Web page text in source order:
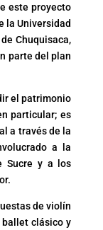
este proyecto
la Universidad
Chuquisaca,
parte del plan
el patrimonio
particular; es
a través de la
a la
Sucre y a los
de violín
ballet clásico y